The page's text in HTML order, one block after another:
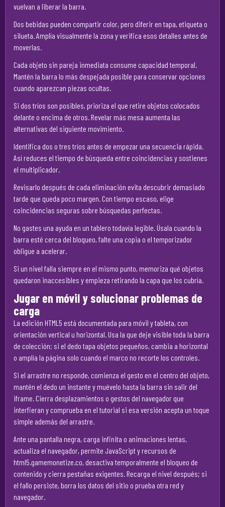
vuelvan a liberar la barra.
Dos bebidas pueden compartir color, pero diferir en tapa, etiqueta o
silueta. Amplía visualmente la zona y verifica esos detalles antes de
moverlas.
Cada objeto sin pareja inmediata consume capacidad temporal.
Mantén la barra lo más despejada posible para conservar opciones
cuando aparezcan piezas ocultas.
Si dos tríos son posibles, prioriza el que retire objetos colocados
delante o encima de otros. Revelar más mesa aumenta las
alternativas del siguiente movimiento.
Identifica dos o tres tríos antes de empezar una secuencia rápida.
Así reduces el tiempo de búsqueda entre coincidencias y sostienes
el multiplicador.
Revisarlo después de cada eliminación evita descubrir demasiado
tarde que queda poco margen. Con tiempo escaso, elige
coincidencias seguras sobre búsquedas perfectas.
No gastes una ayuda en un tablero todavía legible. Úsala cuando la
barra esté cerca del bloqueo, falte una copia o el temporizador
obligue a acelerar.
Si un nivel falla siempre en el mismo punto, memoriza qué objetos
quedaron inaccesibles y empieza retirando la capa que los cubría.
Jugar en móvil y solucionar problemas de
carga
La edición HTML5 está documentada para móvil y tableta, con
orientación vertical u horizontal. Usa la que deje visible toda la barra
de colección; si el dedo tapa objetos pequeños, cambia a horizontal
o amplía la página solo cuando el marco no recorte los controles.
Si el arrastre no responde, comienza el gesto en el centro del objeto,
mantén el dedo un instante y muévelo hasta la barra sin salir del
iframe. Cierra desplazamientos o gestos del navegador que
interfieran y comprueba en el tutorial si esa versión acepta un toque
simple además del arrastre.
Ante una pantalla negra, carga infinita o animaciones lentas,
actualiza el navegador, permite JavaScript y recursos de
html5.gamemonetize.co, desactiva temporalmente el bloqueo de
contenido y cierra pestañas exigentes. Recarga el nivel después; si
el fallo persiste, borra los datos del sitio o prueba otra red y
navegador.